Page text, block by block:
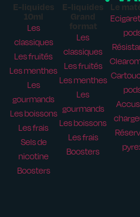
E-liquides
10ml
Les
classiques
Les fruités
Les menthes
Les
gourmands
Les boissons
Les frais
Sels de
nicotine
Boosters
E-liquides
Grand
format
Les
classiques
Les fruités
Les menthes
Les
gourmands
Les boissons
Les frais
Boosters
Le